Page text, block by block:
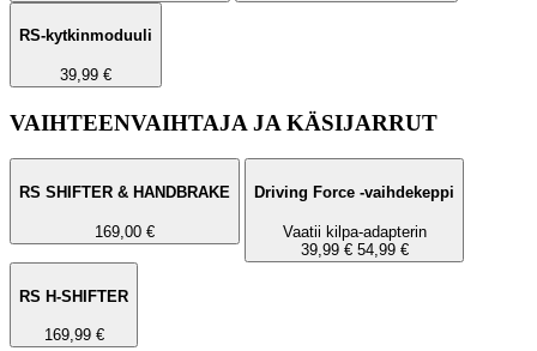
RS-kytkinmoduuli
39,99 €
VAIHTEENVAIHTAJA JA KÄSIJARRUT
RS SHIFTER & HANDBRAKE
169,00 €
Driving Force -vaihdekeppi
Vaatii kilpa-adapterin
39,99 € 54,99 €
RS H-SHIFTER
169,99 €